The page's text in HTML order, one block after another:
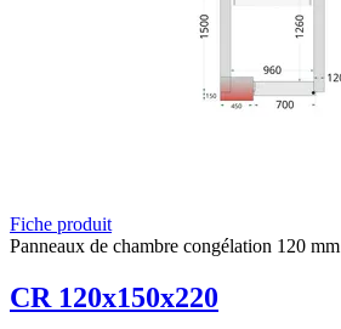
Fiche produit
Panneaux de chambre congélation 120 mm
CR 120x150x220